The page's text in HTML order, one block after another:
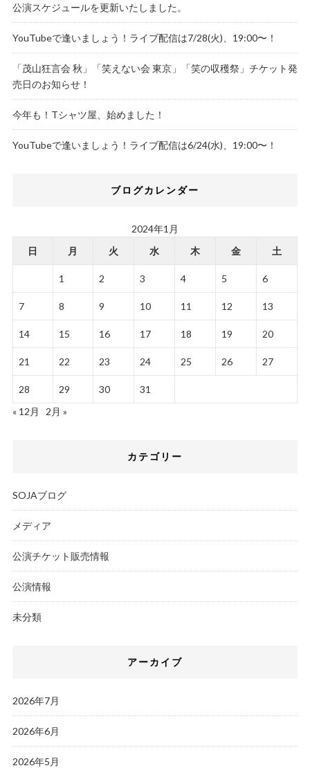
公演スケジュールを更新いたしました。
YouTubeで逢いましょう！ライブ配信は7/28(火)、19:00〜！
「茂山狂言会 秋」「笑えない会 東京」「笑の収穫祭」チケット発
売日のお知らせ！
今年も！Tシャツ屋、始めました！
YouTubeで逢いましょう！ライブ配信は6/24(水)、19:00〜！
ブログカレンダー
2024年1月
日
月 火 水 木 金 土
1 2 3 4 5 6
7 8 9 10 11 12 13
14 15 16 17 18 19 20
21 22 23 24 25 26 27
28 29 30
31
« 12月
2月 »
カテゴリー
SOJAブログ
メディア
公演チケット販売情報
公演情報
未分類
アーカイブ
2026年7月
2026年6月
2026年5月